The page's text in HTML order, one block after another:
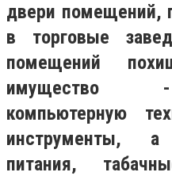
двери помещений,
в торговые
помещений
имущество -
компьютерную
инструменты,
питания,